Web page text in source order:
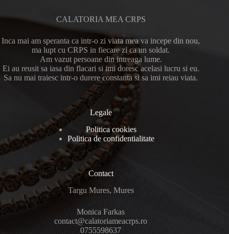
CALATORIA MEA CRPS
Inca mai am speranta ca intr-o zi viata mea va incepe din nou,
ma lupt cu CRPS in fiecare zi ca un soldat.
Am vazut persoane din intreaga lume.
Ei au reusit sa iasa din flacari si imi doresc acelasi lucru si eu.
Sa nu mai traiesc intr-o durere constanta si sa imi reiau viata.
Legale
Politica cookies
Politica de confidentialitate
Contact
Targu Mures, Mures
Monica Farkas
contact@calatoriameacrps.ro
0755598637